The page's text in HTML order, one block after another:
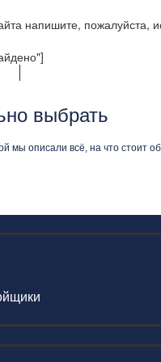
напишите, пожалуйста,
выбрать
мы описали всё, на что стоит